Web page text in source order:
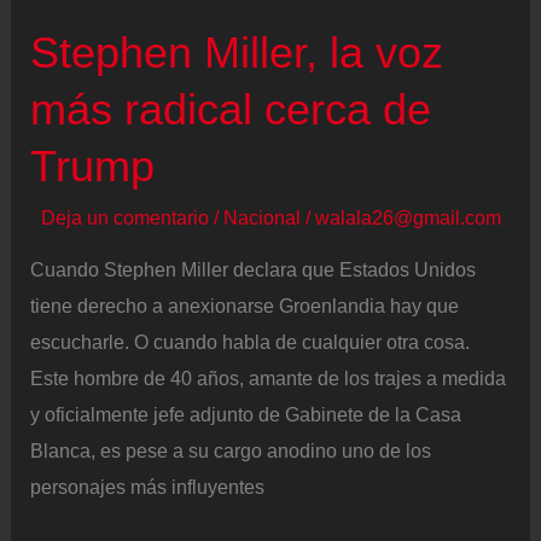
Stephen Miller, la voz
más radical cerca de
Trump
Deja un comentario / Nacional /walala26@gmail.com
Cuando Stephen Miller declara que Estados Unidos
tiene derecho a anexionarse Groenlandia hay que
escucharle. O cuando habla de cualquier otra cosa.
Este hombre de 40 años, amante de los trajes a medida
y oficialmente jefe adjunto de Gabinete de la Casa
Blanca, es pese a su cargo anodino uno de los
personajes más influyentes